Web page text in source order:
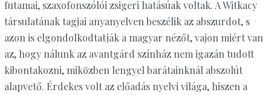
futamai, szaxofonszólói zsigeri hatásúak voltak. A Witkacy
társulatának tagjai anyanyelven beszélik az abszurdot, s
azon is elgondolkodtatják a magyar nézőt, vajon miért van
az, hogy nálunk az avantgárd színház nem igazán tudott
kibontakozni, miközben lengyel barátainknál abszolút
alapvető. Érdekes volt az előadás nyelvi világa, hiszen a